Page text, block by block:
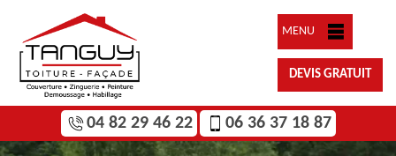
MENU
DEVIS GRATUIT
04 82 29 46 22 06 36 37 18 87